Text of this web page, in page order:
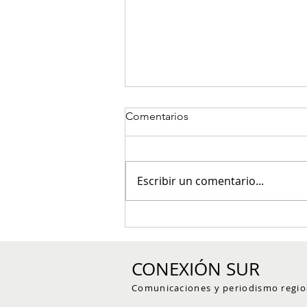
Trabajo confirma el fin de la
intervención
Comentarios
Escribir un comentario...
CONEXIÓN SUR
Comunicaciones y periodismo